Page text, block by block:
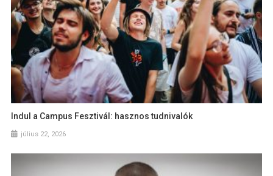
Indul a Campus Fesztivál: hasznos tudnivalók
július 22, 2026